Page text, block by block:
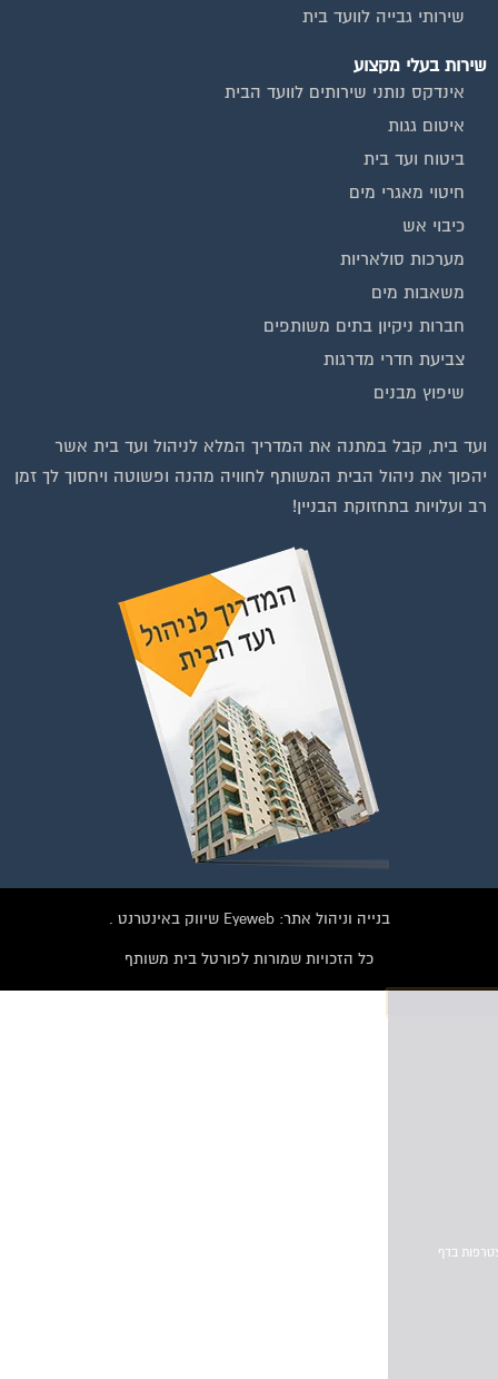
שירותי גבייה לוועד בית
שירות בעלי מקצוע
אינדקס נותני שירותים לוועד הבית
איטום גגות
ביטוח ועד בית
חיטוי מאגרי מים
כיבוי אש
מערכות סולאריות
משאבות מים
חברות ניקיון בתים משותפים
צביעת חדרי מדרגות
שיפוץ מבנים
ועד בית, קבל במתנה את המדריך המלא לניהול ועד בית אשר
יהפוך את ניהול הבית המשותף לחוויה מהנה ופשוטה ויחסוך לך זמן
רב ועלויות בתחזוקת הבניין!
בנייה וניהול אתר: Eyeweb שיווק באינטרנט .
כל הזכויות שמורות לפורטל בית משותף
וועדי בתים ודיירים
הצטרפו עכשיו לקבוצת
הפייסבוק הגדולה בישראל
הנותנת מענה לבעיות
הדיור בבית המשותף!!!
להצטרפות לחצו על התמונה או על הכפתור ושלחו בקשת הצטרפות בדף
לחץ למעבר לקבוצה